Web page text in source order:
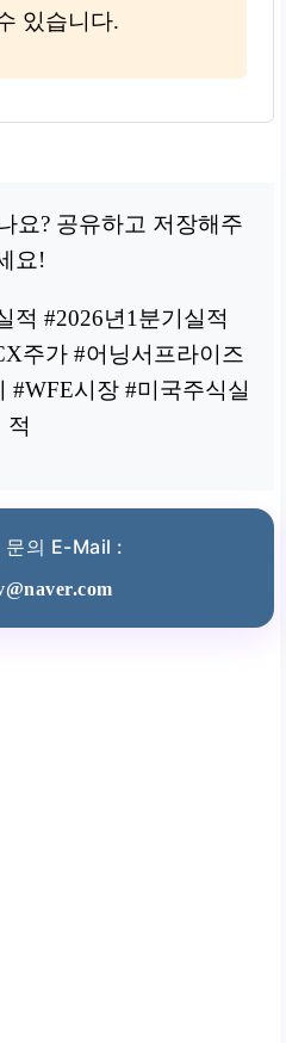
있습니다.
요? 공유하고 저장해주
요!
적 #2026년1분기실적
주가 #어닝서프라이즈
시장 #미국주식실
적
문의 E-Mail :